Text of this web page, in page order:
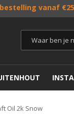
vanaf
Oil 2k Snow